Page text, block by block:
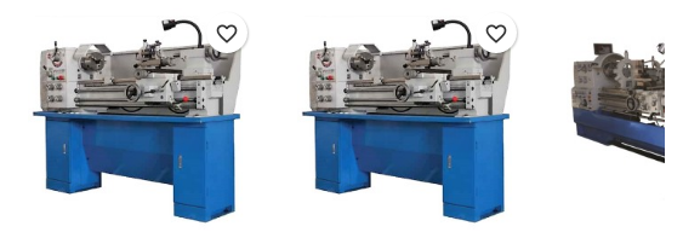
favorite_border favorite_border